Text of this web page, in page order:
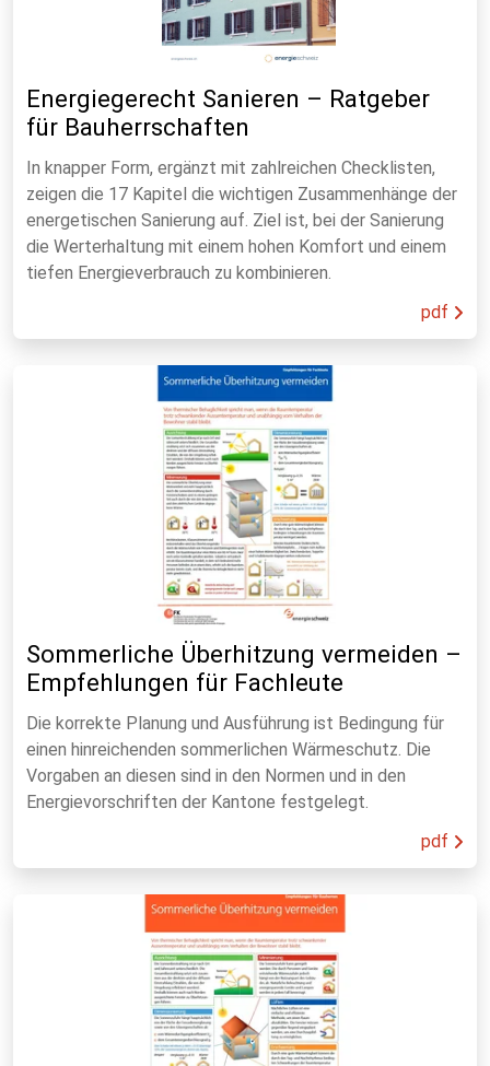
Energiegerecht Sanieren – Ratgeber
für Bauherrschaften
In knapper Form, ergänzt mit zahlreichen Checklisten,
zeigen die 17 Kapitel die wichtigen Zusammenhänge der
energetischen Sanierung auf. Ziel ist, bei der Sanierung
die Werterhaltung mit einem hohen Komfort und einem
tiefen Energieverbrauch zu kombinieren.
pdf
Sommerliche Überhitzung vermeiden –
Empfehlungen für Fachleute
Die korrekte Planung und Ausführung ist Bedingung für
einen hinreichenden sommerlichen Wärmeschutz. Die
Vorgaben an diesen sind in den Normen und in den
Energievorschriften der Kantone festgelegt.
pdf